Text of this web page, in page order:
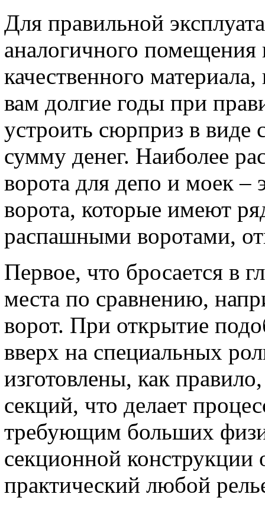
Для правильной
аналогичного помещения
качественного
вам долгие годы при
устроить сюрприз в
сумму денег. Наиболее
ворота для депо и моек
ворота, которые имеют
распашными воротами,
Первое, что бросается в
места по сравнению,
ворот. При открытие
вверх на специальных
изготовлены, как
секций, что делает
требующим больших
секционной конструкции
практический любой